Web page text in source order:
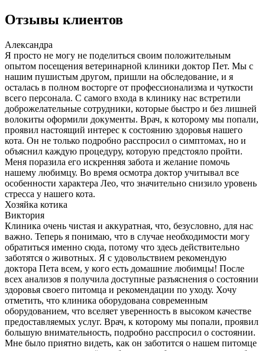
Отзывы клиентов
Александра
Я просто не могу не поделиться своим положительным
опытом посещения ветеринарной клиники доктор Пет. Мы с
нашим пушистым другом, пришли на обследование, и я
осталась в полном восторге от профессионализма и чуткости
всего персонала. С самого входа в клинику нас встретили
доброжелательные сотрудники, которые быстро и без лишней
волокиты оформили документы. Врач, к которому мы попали,
проявил настоящий интерес к состоянию здоровья нашего
кота. Он не только подробно расспросил о симптомах, но и
объяснил каждую процедуру, которую предстояло пройти.
Меня поразила его искренняя забота и желание помочь
нашему любимцу. Во время осмотра доктор учитывал все
особенности характера Лео, что значительно снизило уровень
стресса у нашего кота.
Хозяйка котика
Виктория
Клиника очень чистая и аккуратная, что, безусловно, для нас
важно. Теперь я понимаю, что в случае необходимости могу
обратиться именно сюда, потому что здесь действительно
заботятся о животных. Я с удовольствием рекомендую
доктора Пета всем, у кого есть домашние любимцы! После
всех анализов я получила доступные разъяснения о состоянии
здоровья своего питомца и рекомендации по уходу. Хочу
отметить, что клиника оборудована современным
оборудованием, что вселяет уверенность в высоком качестве
предоставляемых услуг. Врач, к которому мы попали, проявил
большую внимательность, подробно расспросил о состоянии.
Мне было приятно видеть, как он заботится о нашем питомце